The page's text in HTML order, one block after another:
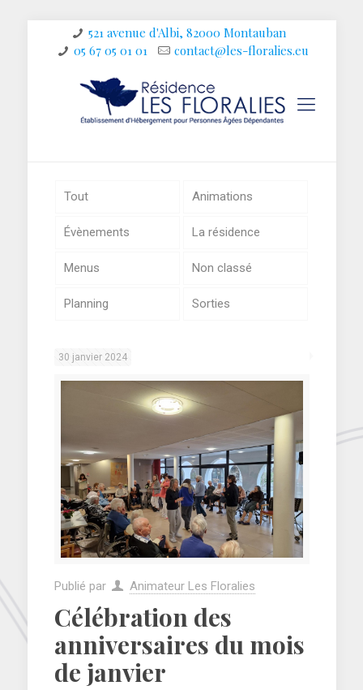
521 avenue d'Albi, 82000 Montauban
05 67 05 01 01
contact@les-floralies.eu
Tout Animations
Évènements La résidence
Menus Non classé
Planning Sorties
30 janvier 2024
Publié par Animateur Les Floralies
Célébration des
anniversaires du mois
de janvier